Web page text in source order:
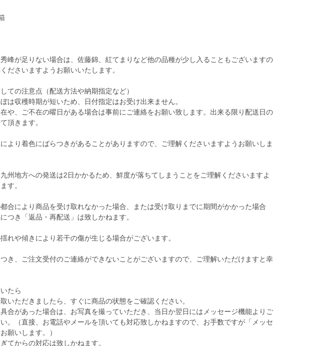
峰が足りない場合は、佐藤錦、紅てまりなど他の品種が少し入ることもございますの
ださいますようお願いいたします。
ての注意点（配送方法や納期指定など）
は収穫時期が短いため、日付指定はお受け出来ません。
や、ご不在の曜日がある場合は事前にご連絡をお願い致します。出来る限り配送日の
頂きます。
より着色にばらつきがあることがありますので、ご理解くださいますようお願いしま
州地方への発送は2日かかるため、鮮度が落ちてしまうことをご理解くださいますよ
す。
合により商品を受け取れなかった場合、または受け取りまでに期間がかかった場合
つき「返品・再配送」は致しかねます。
れや傾きにより若干の傷が生じる場合がございます。
き、ご注文受付のご連絡ができないことがございますので、ご理解いただけますと幸
たら
いただきましたら、すぐに商品の状態をご確認ください。
合があった場合は、お写真を撮っていただき、当日か翌日にはメッセージ機能よりご
。（直接、お電話やメールを頂いても対応致しかねますので、お手数ですが「メッセ
願いします。）
てからの対応は致しかねます。